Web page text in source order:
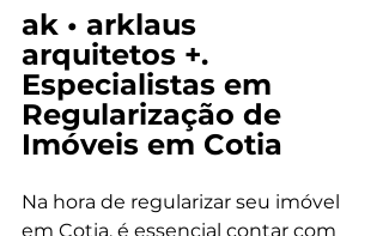
ak • arklaus
arquitetos +.
Especialistas em
Regularização de
Imóveis em Cotia
Na hora de regularizar seu imóvel
em Cotia, é essencial contar com